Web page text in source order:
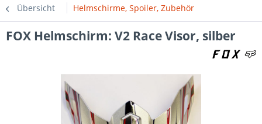
Übersicht Helmschirme, Spoiler, Zubehör
FOX Helmschirm: V2 Race Visor, silber